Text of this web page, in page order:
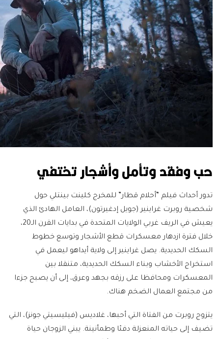
حب وفقد وتأمل وأشجار تختفي
تدور أحداث فيلم “أحلام قطار” للمخرج كلينت بينتلي حول
شخصية روبرت غراينير (جويل إدغيرتون)، العامل الهادئ الذي
يعيش في الريف غربي الولايات المتحدة في بدايات القرن الـ20،
خلال فترة ازدهار معسكرات قطع الأشجار وتوسع خطوط
السكك الحديدية. يصل غراينير إلى ولاية أيداهو ليعمل في
استخراج الأخشاب وبناء السكك الحديدية، متنقلا بين
المعسكرات ومحافظا على رزقه بجهد وعرق، إلى أن يصبح جزءا
من مجتمع العمال الضخم هناك.
يتزوج روبرت من الفتاة التي أحبها، غلاديس (فيليسيتي جونز)، التي
تضيف إلى حياته المنعزلة دفئا وطمأنينة. يبني الزوجان حياة